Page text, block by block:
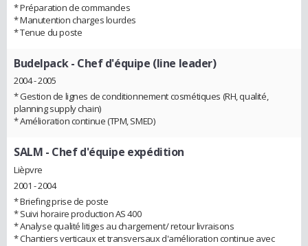
* Préparation de commandes
* Manutention charges lourdes
* Tenue du poste
Budelpack- Chef d'équipe (line leader)
2004 - 2005
* Gestion de lignes de conditionnement cosmétiques (RH, qualité,
planning supply chain)
* Amélioration continue (TPM, SMED)
SALM - Chef d'équipe expédition
Lièpvre
2001 - 2004
* Briefing prise de poste
* Suivi horaire production AS 400
* Analyse qualité litiges au chargement/ retour livraisons
* Chantiers verticaux et transversaux d'amélioration continue avec